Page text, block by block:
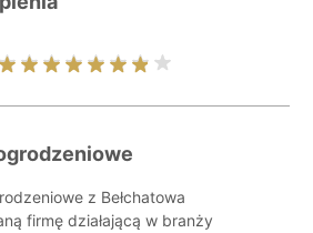
z Bełchatowa
firmę działającą w branży